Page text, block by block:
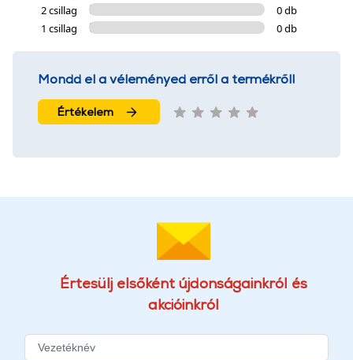
2 csillag
0 db
1 csillag
0 db
Mondd el a véleményed erről a termékről!
Értékelem
Értesülj elsőként újdonságainkról és
akcióinkról